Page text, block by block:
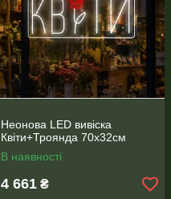
Неонова LED вивіска
Квіти+Троянда 70х32см
В наявності
4 661 ₴